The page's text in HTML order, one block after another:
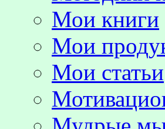
Мои книги
Мои
Мои статьи